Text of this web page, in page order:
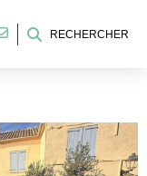
RECHERCHER